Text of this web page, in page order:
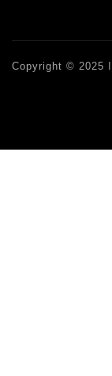
Copyright © 2025